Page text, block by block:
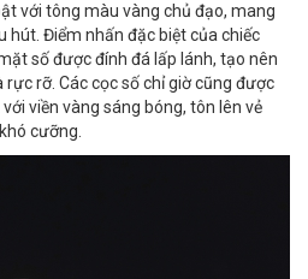
với tông màu vàng chủ đạo, mang
hút. Điểm nhấn đặc biệt của chiếc
số được đính đá lấp lánh, tạo nên
rỡ. Các cọc số chỉ giờ cũng được
viền vàng sáng bóng, tôn lên vẻ
cưỡng.